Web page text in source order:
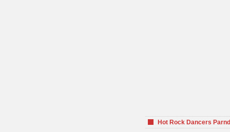
Hot Rock Dancers